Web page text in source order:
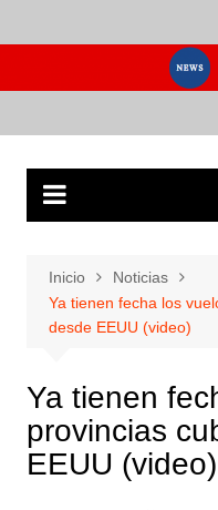
al
Inicio
Noticias
Ya tienen fecha los
desde EEUU (video)
Ya tienen
provincias
EEUU (video)